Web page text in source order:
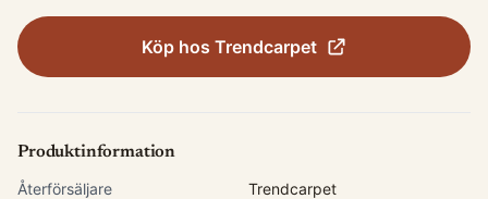
Köp hos Trendcarpet
Produktinformation
Återförsäljare
Trendcarpet